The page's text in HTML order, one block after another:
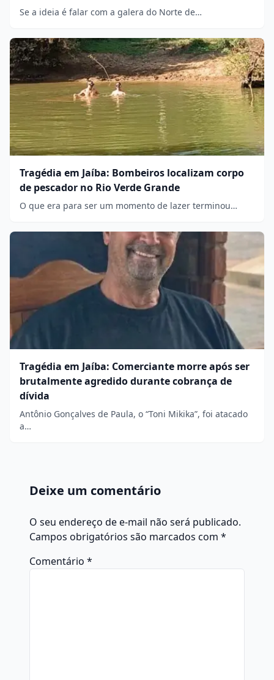
Se a ideia é falar com a galera do Norte de…
Tragédia em Jaíba: Bombeiros localizam corpo
de pescador no Rio Verde Grande
O que era para ser um momento de lazer terminou…
Tragédia em Jaíba: Comerciante morre após ser
brutalmente agredido durante cobrança de
dívida
Antônio Gonçalves de Paula, o “Toni Mikika”, foi atacado
a…
Deixe um comentário
O seu endereço de e-mail não será publicado.
Campos obrigatórios são marcados com *
Comentário *